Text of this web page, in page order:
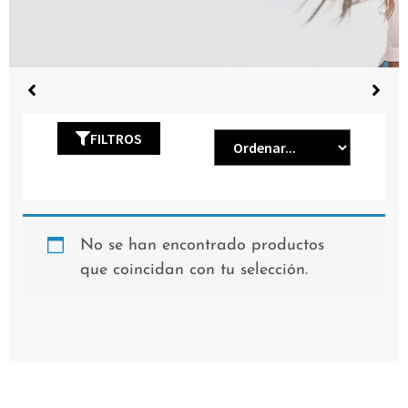
FILTROS
No se han encontrado productos
que coincidan con tu selección.